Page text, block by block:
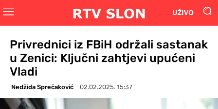
UŽIVO
Privrednici iz FBiH održali sastanak
u Zenici: Ključni zahtjevi upućeni
Vladi
Nedžida Sprečaković 02.02.2025. 15:37